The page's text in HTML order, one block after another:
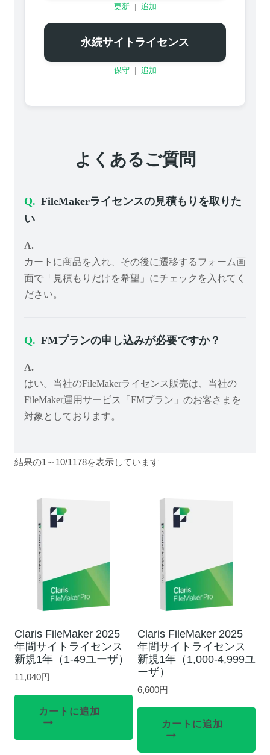
更新 追加
永続サイトライセンス
保守 追加
よくあるご質問
FileMakerライセンスの見積もりを取りた
い
カートに商品を入れ、その後に遷移するフォーム画
面で「見積もりだけを希望」にチェックを入れてく
ださい。
FMプランの申し込みが必要ですか？
はい。当社のFileMakerライセンス販売は、当社の
FileMaker運用サービス「FMプラン」のお客さまを
対象としております。
結果の1～10/1178を表示しています
Claris FileMaker 2025
年間サイトライセンス
新規1年（1-49ユーザ）
11,040円
カートに追加
Claris FileMaker 2025
年間サイトライセンス
新規1年（1,000-4,999ユ
ーザ）
6,600円
カートに追加